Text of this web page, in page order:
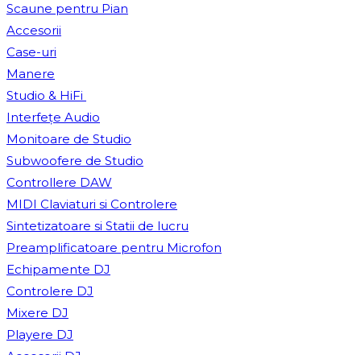
Scaune pentru Pian
Accesorii
Case-uri
Manere
Studio & HiFi
Interfețe Audio
Monitoare de Studio
Subwoofere de Studio
Controllere DAW
MIDI Claviaturi si Controlere
Sintetizatoare si Statii de lucru
Preamplificatoare pentru Microfon
Echipamente DJ
Controlere DJ
Mixere DJ
Playere DJ